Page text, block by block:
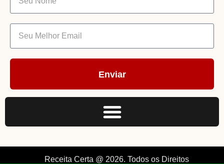
Enviar
Receita Certa @ 2026. Todos os Direitos